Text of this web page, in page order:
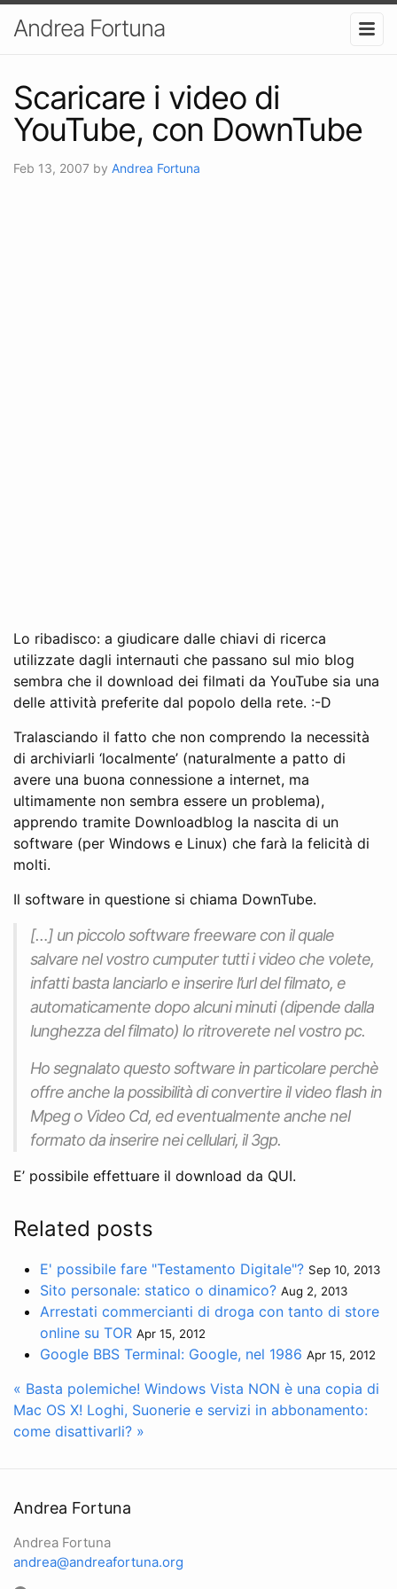
Andrea Fortuna
Scaricare i video di
YouTube, con DownTube
Feb 13, 2007 by Andrea Fortuna
Lo ribadisco: a giudicare dalle chiavi di ricerca
utilizzate dagli internauti che passano sul mio blog
sembra che il download dei filmati da YouTube sia una
delle attività preferite dal popolo della rete. :-D
Tralasciando il fatto che non comprendo la necessità
di archiviarli ‘localmente’ (naturalmente a patto di
avere una buona connessione a internet, ma
ultimamente non sembra essere un problema),
apprendo tramite Downloadblog la nascita di un
software (per Windows e Linux) che farà la felicità di
molti.
Il software in questione si chiama DownTube.
[…] un piccolo software freeware con il quale
salvare nel vostro cumputer tutti i video che volete,
infatti basta lanciarlo e inserire l’url del filmato, e
automaticamente dopo alcuni minuti (dipende dalla
lunghezza del filmato) lo ritroverete nel vostro pc.
Ho segnalato questo software in particolare perchè
offre anche la possibilità di convertire il video flash in
Mpeg o Video Cd, ed eventualmente anche nel
formato da inserire nei cellulari, il 3gp.
E’ possibile effettuare il download da QUI.
Related posts
E' possibile fare "Testamento Digitale"? Sep 10, 2013
Sito personale: statico o dinamico? Aug 2, 2013
Arrestati commercianti di droga con tanto di store
online su TOR Apr 15, 2012
Google BBS Terminal: Google, nel 1986 Apr 15, 2012
« Basta polemiche! Windows Vista NON è una copia di
Mac OS X! Loghi, Suonerie e servizi in abbonamento:
come disattivarli? »
Andrea Fortuna
Andrea Fortuna
andrea@andreafortuna.org